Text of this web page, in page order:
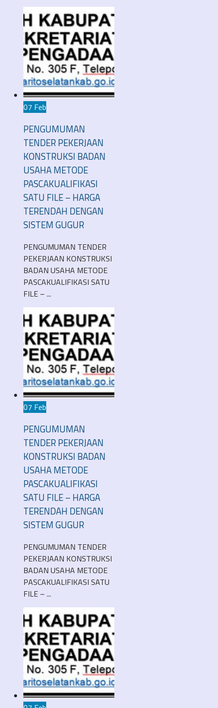
07 Feb
PENGUMUMAN
TENDER PEKERJAAN
KONSTRUKSI BADAN
USAHA METODE
PASCAKUALIFIKASI
SATU FILE – HARGA
TERENDAH DENGAN
SISTEM GUGUR
PENGUMUMAN TENDER
PEKERJAAN KONSTRUKSI
BADAN USAHA METODE
PASCAKUALIFIKASI SATU
FILE – ...
07 Feb
PENGUMUMAN
TENDER PEKERJAAN
KONSTRUKSI BADAN
USAHA METODE
PASCAKUALIFIKASI
SATU FILE – HARGA
TERENDAH DENGAN
SISTEM GUGUR
PENGUMUMAN TENDER
PEKERJAAN KONSTRUKSI
BADAN USAHA METODE
PASCAKUALIFIKASI SATU
FILE – ...